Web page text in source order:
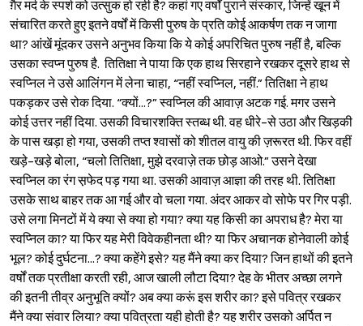
ग़ैर मर्द के स्पर्श को उत्सुक हो रही है? कहां गए वर्षों पुराने संस्कार, जिन्हें खून में
संचारित करते हुए इतने वर्षों में किसी पुरुष के प्रति कोई आकर्षण तक न जागा
था? आंखें मूंदकर उसने अनुभव किया कि ये कोई अपरिचित पुरुष नहीं है, बल्कि
उसका स्वप्न पुरुष है. तितिक्षा ने पाया कि एक हाथ सिरहाने रखकर दूसरे हाथ से
स्वप्निल ने उसे आलिंगन में लेना चाहा, “नहीं स्वप्निल, नहीं.” तितिक्षा ने हाथ
पकड़कर उसे रोक दिया. “क्यों...?” स्वप्निल की आवाज़ अटक गई. मगर उसने
कोई उत्तर नहीं दिया. उसकी विचारशक्ति स्तब्ध थी. वह धीरे-से उठा और खिड़की
के पास खड़ा हो गया, उसकी तप्त श्‍वासों को शीतल वायु की ज़रूरत थी. फिर वहीं
खड़े-खड़े बोला, “चलो तितिक्षा, मुझे दरवाज़े तक छोड़ आओ.” उसने देखा
स्वप्निल का रंग स़फेद पड़ गया था. उसकी आवाज़ आज्ञा की तरह थी. तितिक्षा
उसके साथ बाहर तक आ गई और वो चला गया. अंदर आकर वो सोफे पर गिर पड़ी.
उसे लगा मिनटों में ये क्या से क्या हो गया? क्या यह किसी का अपराध है? मेरा या
स्वप्निल का? या फिर यह मेरी विवेकहीनता थी? या फिर अचानक होनेवाली कोई
भूल? कोई दुर्घटना...? क्या कहेंगे इसे? यह मैंने क्या कर दिया? जिन हाथों की इतने
वर्षों तक प्रतीक्षा करती रही, आज खाली लौटा दिया? देह के भीतर अच्छा लगने
की इतनी तीव्र अनुभूति क्यों? अब क्या करूं इस शरीर का? इसे पवित्र रखकर
मैंने क्या संवार लिया? क्या पवित्रता यही होती है? यह शरीर उसको अर्पित न